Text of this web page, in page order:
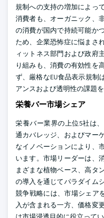
規制への支持の増加によっ
消費者も、オーガニック、
の消費が国内で持続可能か
ため、企業恐怖症に悩まさ
ィットネス部門および政府
り組みも、消費の有効性を
ず、厳格なEU食品表示規制
アンスおよび透明性の課題
栄養バー市場シェア
栄養バー業界の上位5社は
通カバレッジ、およびマー
なイノベーションにより、
います。市場リーダーは、
まざまな植物ベース、高タ
の導入を通じてパラダイム
競争戦略には、市場シェア
入が含まれる一方、価格変